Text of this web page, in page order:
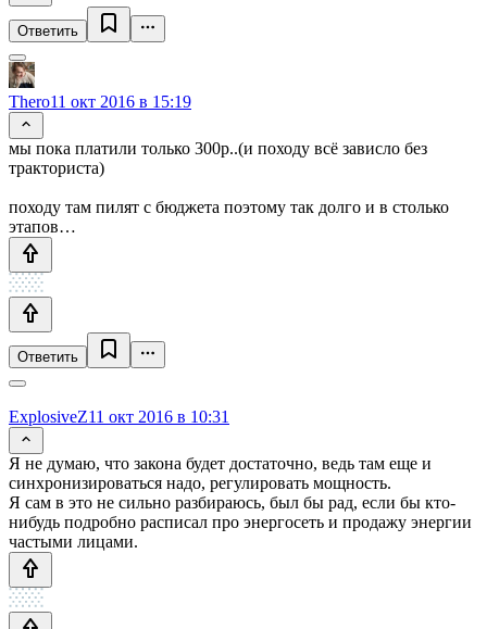
Ответить
Thero11 окт 2016 в 15:19
мы пока платили только 300р..(и походу всё зависло без
тракториста)
походу там пилят с бюджета поэтому так долго и в столько
этапов…
Ответить
ExplosiveZ11 окт 2016 в 10:31
Я не думаю, что закона будет достаточно, ведь там еще и
синхронизироваться надо, регулировать мощность.
Я сам в это не сильно разбираюсь, был бы рад, если бы кто-
нибудь подробно расписал про энергосеть и продажу энергии
частыми лицами.